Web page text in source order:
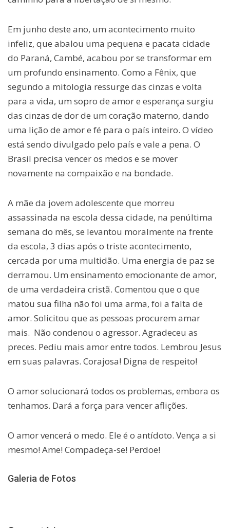
Em junho deste ano, um acontecimento muito
infeliz, que abalou uma pequena e pacata cidade
do Paraná, Cambé, acabou por se transformar em
um profundo ensinamento. Como a Fênix, que
segundo a mitologia ressurge das cinzas e volta
para a vida, um sopro de amor e esperança surgiu
das cinzas de dor de um coração materno, dando
uma lição de amor e fé para o país inteiro. O vídeo
está sendo divulgado pelo país e vale a pena. O
Brasil precisa vencer os medos e se mover
novamente na compaixão e na bondade.
A mãe da jovem adolescente que morreu
assassinada na escola dessa cidade, na penúltima
semana do mês, se levantou moralmente na frente
da escola, 3 dias após o triste acontecimento,
cercada por uma multidão. Uma energia de paz se
derramou. Um ensinamento emocionante de amor,
de uma verdadeira cristã. Comentou que o que
matou sua filha não foi uma arma, foi a falta de
amor. Solicitou que as pessoas procurem amar
mais. Não condenou o agressor. Agradeceu as
preces. Pediu mais amor entre todos. Lembrou Jesus
em suas palavras. Corajosa! Digna de respeito!
O amor solucionará todos os problemas, embora os
tenhamos. Dará a força para vencer aflições.
O amor vencerá o medo. Ele é o antídoto. Vença a si
mesmo! Ame! Compadeça-se! Perdoe!
Galeria de Fotos